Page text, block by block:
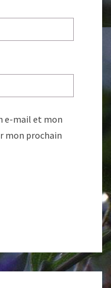
e-mail et mon
mon prochain